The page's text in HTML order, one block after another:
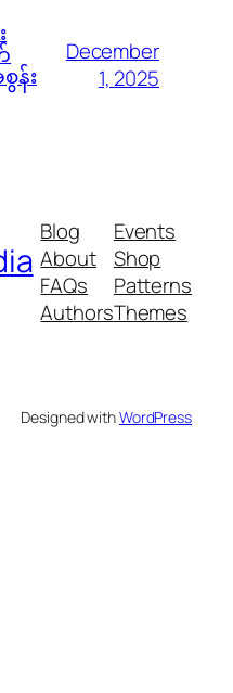
န်း
December
1, 2025
Blog
About
FAQs
Authors
Events
Shop
Patterns
Themes
Designed withWordPress